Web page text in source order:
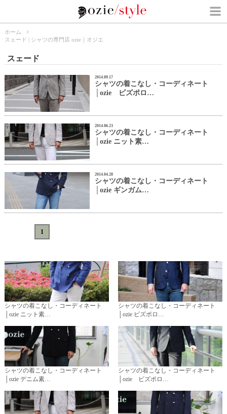
ホーム
スェード | シャツの専門店 ozie｜オジエ
スェード
2014.09.17
シャツの着こなし・コーディネート
│ozie ビズポロ…
2014.06.23
シャツの着こなし・コーディネート
│ozie ニット素…
2014.04.28
シャツの着こなし・コーディネート
│ozie ギンガム…
1
シャツの着こなし・コーディネート
│ozie ニット素…
シャツの着こなし・コーディネート
│ozie ビズポロ…
シャツの着こなし・コーディネート
│ozie デニム素…
シャツの着こなし・コーディネート
│ozie ビズポロ…